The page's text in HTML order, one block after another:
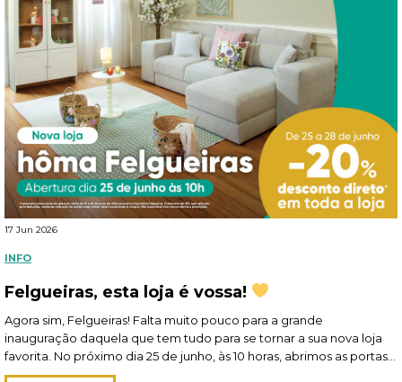
17 Jun 2026
INFO
Felgueiras, esta loja é vossa!
Agora sim, Felgueiras! Falta muito pouco para a grande
inauguração daquela que tem tudo para se tornar a sua nova loja
favorita. No próximo dia 25 de junho, às 10 horas, abrimos as portas
no Parque Comercial Felgueiras. E gostávamos mesmo muito de